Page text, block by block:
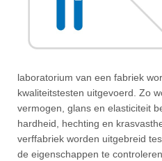
laboratorium van een fabriek
kwaliteitstesten uitgevoerd. Zo
vermogen, glans en elasticiteit
hardheid, hechting en
verffabriek worden uitgebreid
de eigenschappen te